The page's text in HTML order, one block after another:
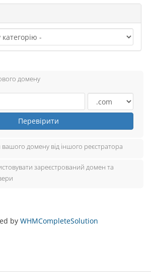
домену
Перевірити
домену від іншого реєстратора
зареєстрований домен та
by WHMCompleteSolution